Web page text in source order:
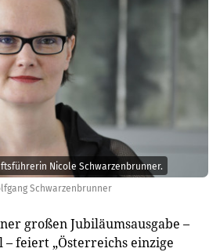
Schwarzenbrunner
Nicole Schwarzenbrunner.
großen Jubiläumsausgabe –
feiert „Österreichs einzige